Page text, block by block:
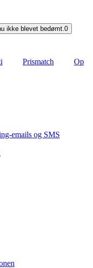
ikke blevet bedømt. 0
Prismatch
Op
emails og SMS